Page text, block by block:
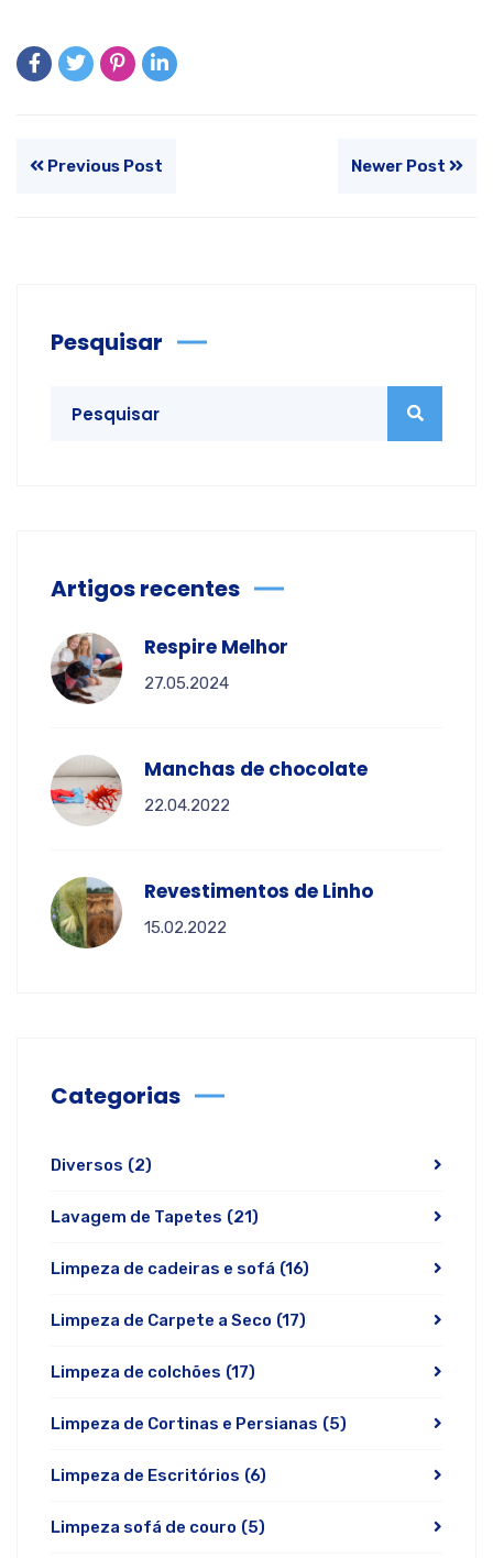
Previous Post Newer Post
Pesquisar
Artigos recentes
Respire Melhor
27.05.2024
Manchas de chocolate
22.04.2022
Revestimentos de Linho
15.02.2022
Categorias
Diversos (2)
Lavagem de Tapetes (21)
Limpeza de cadeiras e sofá (16)
Limpeza de Carpete a Seco (17)
Limpeza de colchões (17)
Limpeza de Cortinas e Persianas (5)
Limpeza de Escritórios (6)
Limpeza sofá de couro (5)